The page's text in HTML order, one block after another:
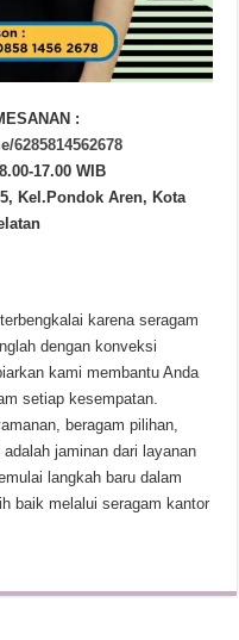
:
6285814562678
17.00 WIB
Kel.Pondok Aren, Kota
karena seragam
dengan konveksi
kami membantu Anda
setiap kesempatan.
beragam pilihan,
jaminan dari layanan
langkah baru dalam
baik melalui seragam kantor